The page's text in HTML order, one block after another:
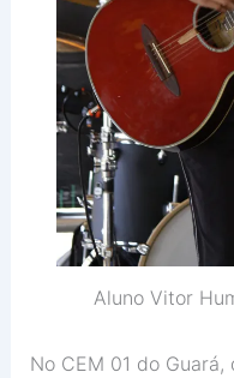
Aluno Vitor
No CEM 01 do